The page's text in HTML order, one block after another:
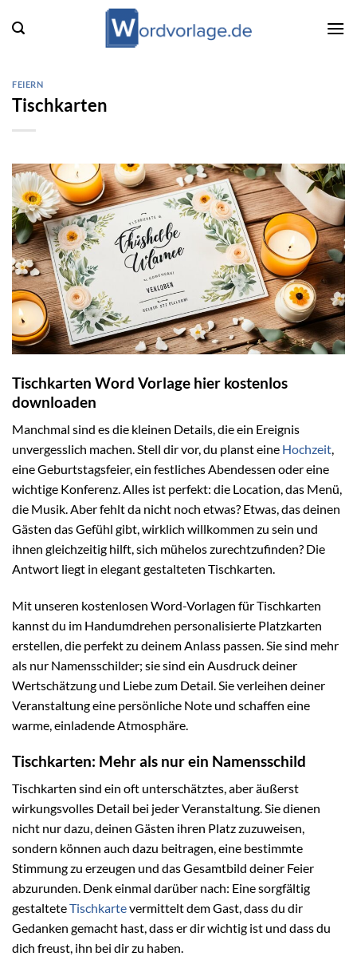
Inhalt
FEIERN
Tischkarten
Tischkarten Word Vorlage hier kostenlos
downloaden
Manchmal sind es die kleinen Details, die ein Ereignis
unvergesslich machen. Stell dir vor, du planst eine Hochzeit,
eine Geburtstagsfeier, ein festliches Abendessen oder eine
wichtige Konferenz. Alles ist perfekt: die Location, das Menü,
die Musik. Aber fehlt da nicht noch etwas? Etwas, das deinen
Gästen das Gefühl gibt, wirklich willkommen zu sein und
ihnen gleichzeitig hilft, sich mühelos zurechtzufinden? Die
Antwort liegt in elegant gestalteten Tischkarten.
Mit unseren kostenlosen Word-Vorlagen für Tischkarten
kannst du im Handumdrehen personalisierte Platzkarten
erstellen, die perfekt zu deinem Anlass passen. Sie sind mehr
als nur Namensschilder; sie sind ein Ausdruck deiner
Wertschätzung und Liebe zum Detail. Sie verleihen deiner
Veranstaltung eine persönliche Note und schaffen eine
warme, einladende Atmosphäre.
Tischkarten: Mehr als nur ein Namensschild
Tischkarten sind ein oft unterschätztes, aber äußerst
wirkungsvolles Detail bei jeder Veranstaltung. Sie dienen
nicht nur dazu, deinen Gästen ihren Platz zuzuweisen,
sondern können auch dazu beitragen, eine bestimmte
Stimmung zu erzeugen und das Gesamtbild deiner Feier
abzurunden. Denk einmal darüber nach: Eine sorgfältig
gestalteteTischkartevermittelt dem Gast, dass du dir
Gedanken gemacht hast, dass er dir wichtig ist und dass du
dich freust, ihn bei dir zu haben.